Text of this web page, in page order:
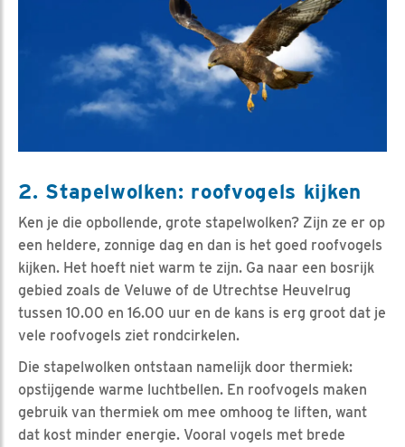
2. Stapelwolken: roofvogels kijken
Ken je die opbollende, grote stapelwolken? Zijn ze er op
een heldere, zonnige dag en dan is het goed roofvogels
kijken. Het hoeft niet warm te zijn. Ga naar een bosrijk
gebied zoals de Veluwe of de Utrechtse Heuvelrug
tussen 10.00 en 16.00 uur en de kans is erg groot dat je
vele roofvogels ziet rondcirkelen.
Die stapelwolken ontstaan namelijk door thermiek:
opstijgende warme luchtbellen. En roofvogels maken
gebruik van thermiek om mee omhoog te liften, want
dat kost minder energie. Vooral vogels met brede